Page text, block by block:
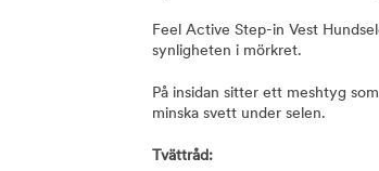
Feel Active Step-in Vest
synligheten i mörkret.
På insidan sitter ett meshtyg
minska svett under selen.
Tvättråd: